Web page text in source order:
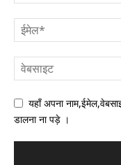
यहाँ अपना
डालना ना पड़े ।